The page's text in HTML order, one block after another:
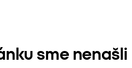
sme nenašli